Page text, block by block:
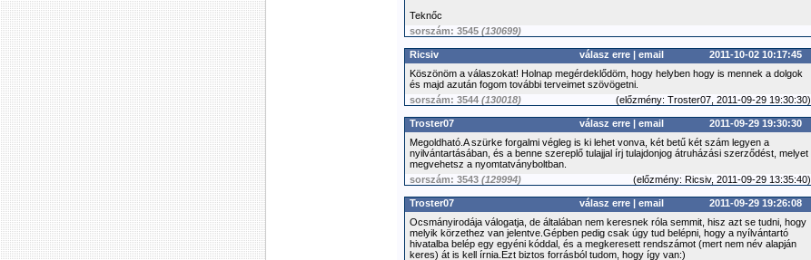
Teknőc
sorszám: 3545 (130699)
Ricsiv válasz erre | email
2011-10-02 10:17:45
Köszönöm a válaszokat! Holnap megérdeklődöm, hogy helyben hogy is mennek a dolgok
és majd azután fogom további terveimet szövögetni.
sorszám: 3544 (130018) (előzmény: Troster07, 2011-09-29 19:30:30)
Troster07 válasz erre | email
2011-09-29 19:30:30
Megoldható.A szürke forgalmi végleg is ki lehet vonva, két betű két szám legyen a
nyilvántartásában, és a benne szereplő tulajjal írj tulajdonjog átruházási szerződést, melyet
megvehetsz a nyomtatványboltban.
sorszám: 3543 (129994) (előzmény: Ricsiv, 2011-09-29 13:35:40)
Troster07 válasz erre | email
2011-09-29 19:26:08
Ocsmányirodája válogatja, de általában nem keresnek róla semmit, hisz azt se tudni, hogy
melyik körzethez van jelentve.Gépben pedig csak úgy tud belépni, hogy a nyílvántartó
hivatalba belép egy egyéni kóddal, és a megkeresett rendszámot (mert nem név alapján
keres) át is kell írnia.Ezt biztos forrásból tudom, hogy így van:)